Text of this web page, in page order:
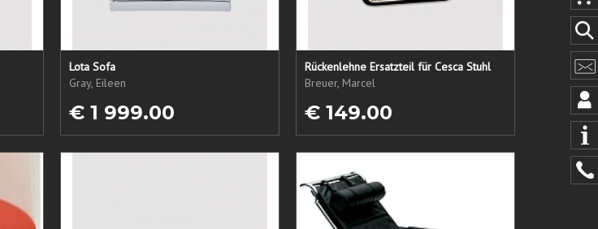
Lota Sofa
Gray, Eileen
€ 1 999.00
Rückenlehne Ersatzteil für Cesca Stuhl
Breuer, Marcel
€ 149.00